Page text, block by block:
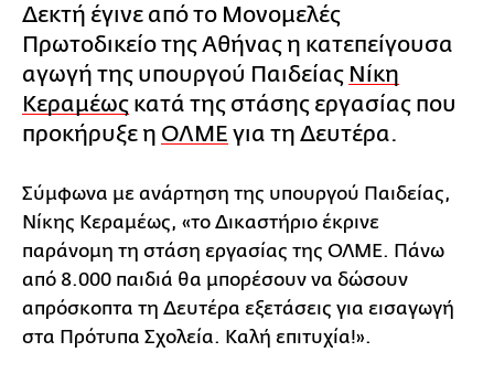
Δεκτή έγινε από το Μονομελές
Πρωτοδικείο της Αθήνας η κατεπείγουσα
αγωγή της υπουργού Παιδείας Νίκη
Κεραμέως κατά της στάσης εργασίας που
προκήρυξε η ΟΛΜΕ για τη Δευτέρα.
Σύμφωνα με ανάρτηση της υπουργού Παιδείας,
Νίκης Κεραμέως, «το Δικαστήριο έκρινε
παράνομη τη στάση εργασίας της ΟΛΜΕ. Πάνω
από 8.000 παιδιά θα μπορέσουν να δώσουν
απρόσκοπτα τη Δευτέρα εξετάσεις για εισαγωγή
στα Πρότυπα Σχολεία. Καλή επιτυχία!».